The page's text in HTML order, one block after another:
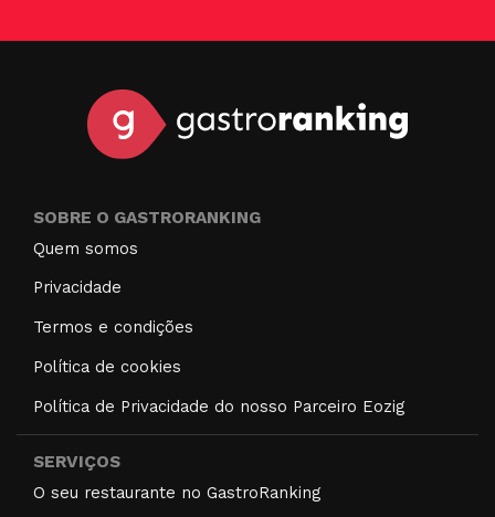
SOBRE O GASTRORANKING
Quem somos
Privacidade
Termos e condições
Política de cookies
Política de Privacidade do nosso Parceiro Eozig
SERVIÇOS
O seu restaurante no GastroRanking